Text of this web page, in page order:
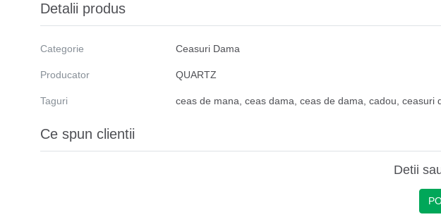
Detalii produs
Categorie Ceasuri Dama
Producator QUARTZ
Taguri ceas de mana ceas dama ceas de dama cadou ceasuri
Ce spun clientii
Detii